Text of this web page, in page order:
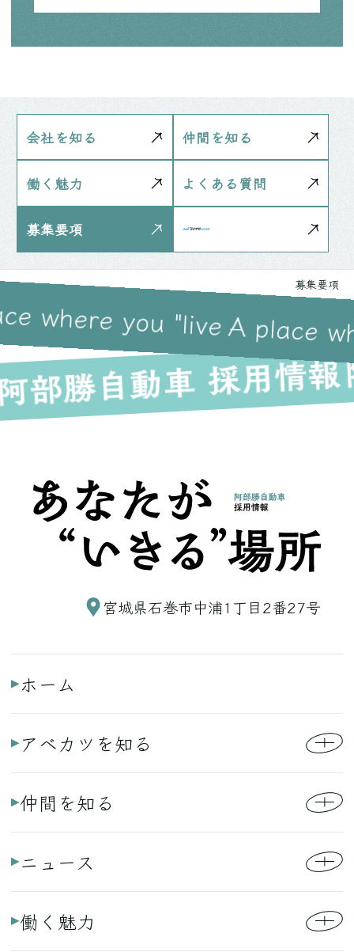
会社を知る 仲間を知る
働く魅力 よくある質問
募集要項
募集要項
where you "liveA place
宮城県石巻市中浦1丁目2番27号
ホーム
アベカツを知る
仲間を知る
ニュース
働く魅力